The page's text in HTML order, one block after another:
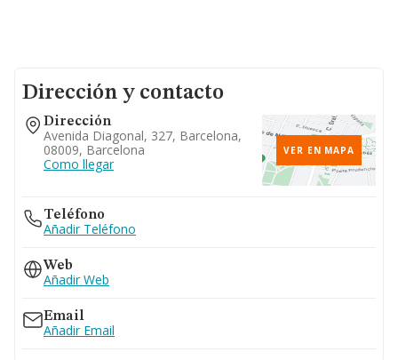
Dirección y contacto
Dirección
Avenida Diagonal, 327, Barcelona,
08009, Barcelona
Como llegar
VER EN MAPA
Teléfono
Añadir Teléfono
Web
Añadir Web
Email
Añadir Email